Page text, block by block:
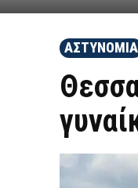
ΑΣΤΥΝΟΜΙΑ